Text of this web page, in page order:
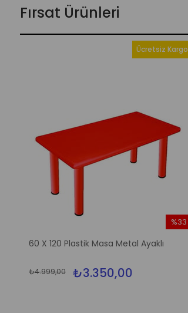
Fırsat Ürünleri
60 X 120 Plastik Masa Metal Ayaklı
₺3.350,00
₺4.999,00
%33
Ücretsiz Kargo